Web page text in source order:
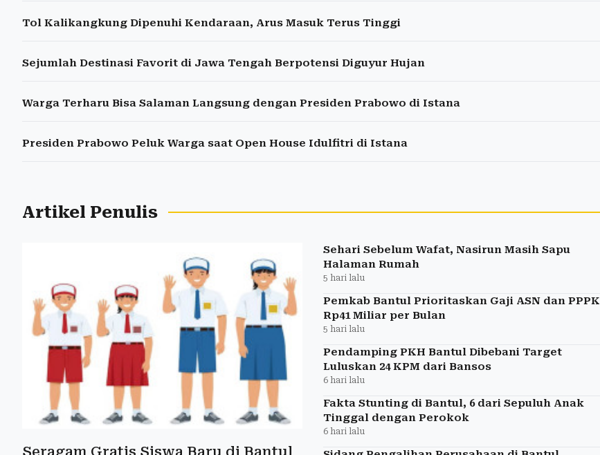
Tol Kalikangkung Dipenuhi Kendaraan, Arus Masuk Terus Tinggi
Sejumlah Destinasi Favorit di Jawa Tengah Berpotensi Diguyur Hujan
Warga Terharu Bisa Salaman Langsung dengan Presiden Prabowo di Istana
Presiden Prabowo Peluk Warga saat Open House Idulfitri di Istana
Artikel Penulis
Sehari Sebelum Wafat, Nasirun Masih Sapu
Halaman Rumah
5 hari lalu
Pemkab Bantul Prioritaskan Gaji ASN dan PPPK
Rp41 Miliar per Bulan
5 hari lalu
Pendamping PKH Bantul Dibebani Target
Luluskan 24 KPM dari Bansos
6 hari lalu
Fakta Stunting di Bantul, 6 dari Sepuluh Anak
Tinggal dengan Perokok
6 hari lalu